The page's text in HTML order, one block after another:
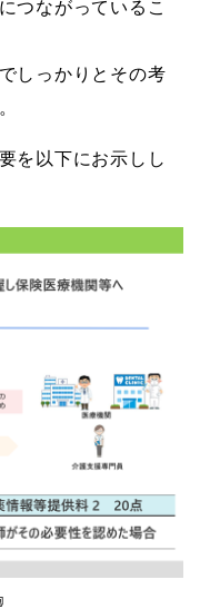
つながっているこ
しっかりとその考
を以下にお示しし